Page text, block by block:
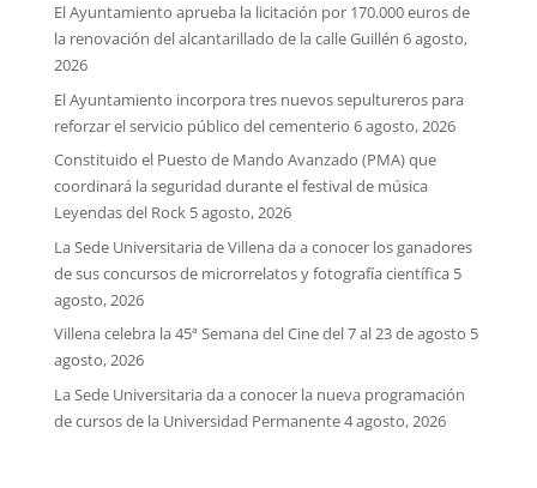
El Ayuntamiento aprueba la licitación por 170.000 euros de
la renovación del alcantarillado de la calle Guillén 6 agosto,
2026
El Ayuntamiento incorpora tres nuevos sepultureros para
reforzar el servicio público del cementerio 6 agosto, 2026
Constituido el Puesto de Mando Avanzado (PMA) que
coordinará la seguridad durante el festival de música
Leyendas del Rock 5 agosto, 2026
La Sede Universitaria de Villena da a conocer los ganadores
de sus concursos de microrrelatos y fotografía científica 5
agosto, 2026
Villena celebra la 45ª Semana del Cine del 7 al 23 de agosto 5
agosto, 2026
La Sede Universitaria da a conocer la nueva programación
de cursos de la Universidad Permanente4 agosto, 2026